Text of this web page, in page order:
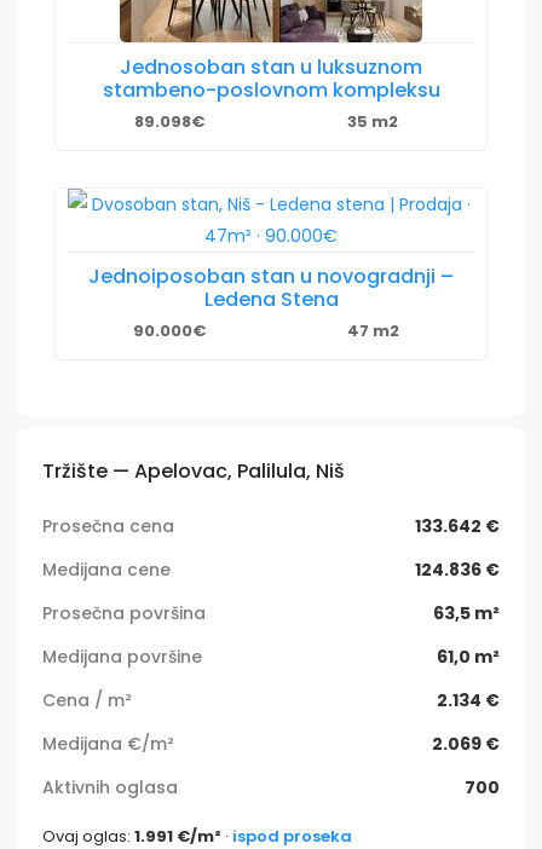
Jednosoban stan u luksuznom
stambeno-poslovnom kompleksu
89.098€ 35 m2
Jednoiposoban stan u novogradnji –
Ledena Stena
90.000€ 47 m2
Tržište — Apelovac, Palilula, Niš
Prosečna cena
133.642 €
Medijana cene
124.836 €
Prosečna površina
63,5 m²
Medijana površine
61,0 m²
Cena / m²
2.134 €
Medijana €/m²
2.069 €
Aktivnih oglasa
700
Ovaj oglas: 1.991 €/m² · ispod proseka